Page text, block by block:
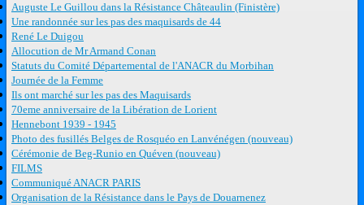
Auguste Le Guillou dans la Résistance Châteaulin (Finistère)
Une randonnée sur les pas des maquisards de 44
René Le Duigou
Allocution de Mr Armand Conan
Statuts du Comité Départemental de l'ANACR du Morbihan
Journée de la Femme
Ils ont marché sur les pas des Maquisards
70eme anniversaire de la Libération de Lorient
Hennebont 1939 - 1945
Photo des fusillés Belges de Rosquéo en Lanvénégen (nouveau)
Cérémonie de Beg-Runio en Quéven (nouveau)
FILMS
Communiqué ANACR PARIS
Organisation de la Résistance dans le Pays de Douarnenez